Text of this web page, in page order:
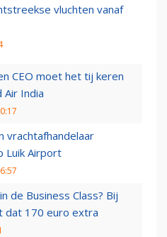
vluchten vanaf
CEO moet het tij keren
Air India
vrachtafhandelaar
Luik Airport
de Business Class? Bij
dat 170 euro extra